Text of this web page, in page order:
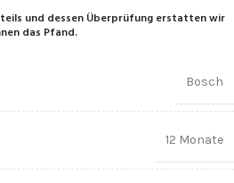
und dessen Überprüfung erstatten wir
das Pfand.
Bosch
12 Monate